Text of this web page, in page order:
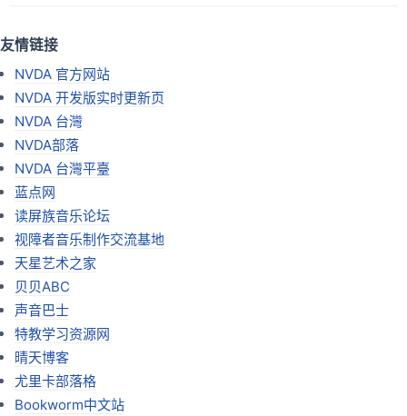
友情链接
NVDA 官方网站
NVDA 开发版实时更新页
NVDA 台灣
NVDA部落
NVDA 台灣平臺
蓝点网
读屏族音乐论坛
视障者音乐制作交流基地
天星艺术之家
贝贝ABC
声音巴士
特教学习资源网
晴天博客
尤里卡部落格
Bookworm中文站